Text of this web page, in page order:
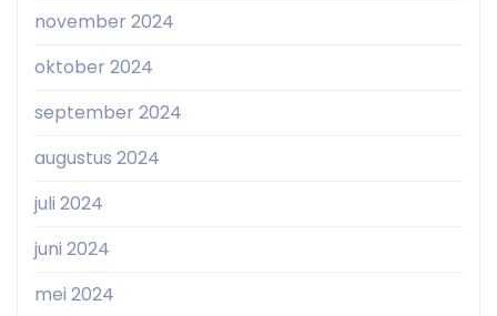
november 2024
oktober 2024
september 2024
augustus 2024
juli 2024
juni 2024
mei 2024